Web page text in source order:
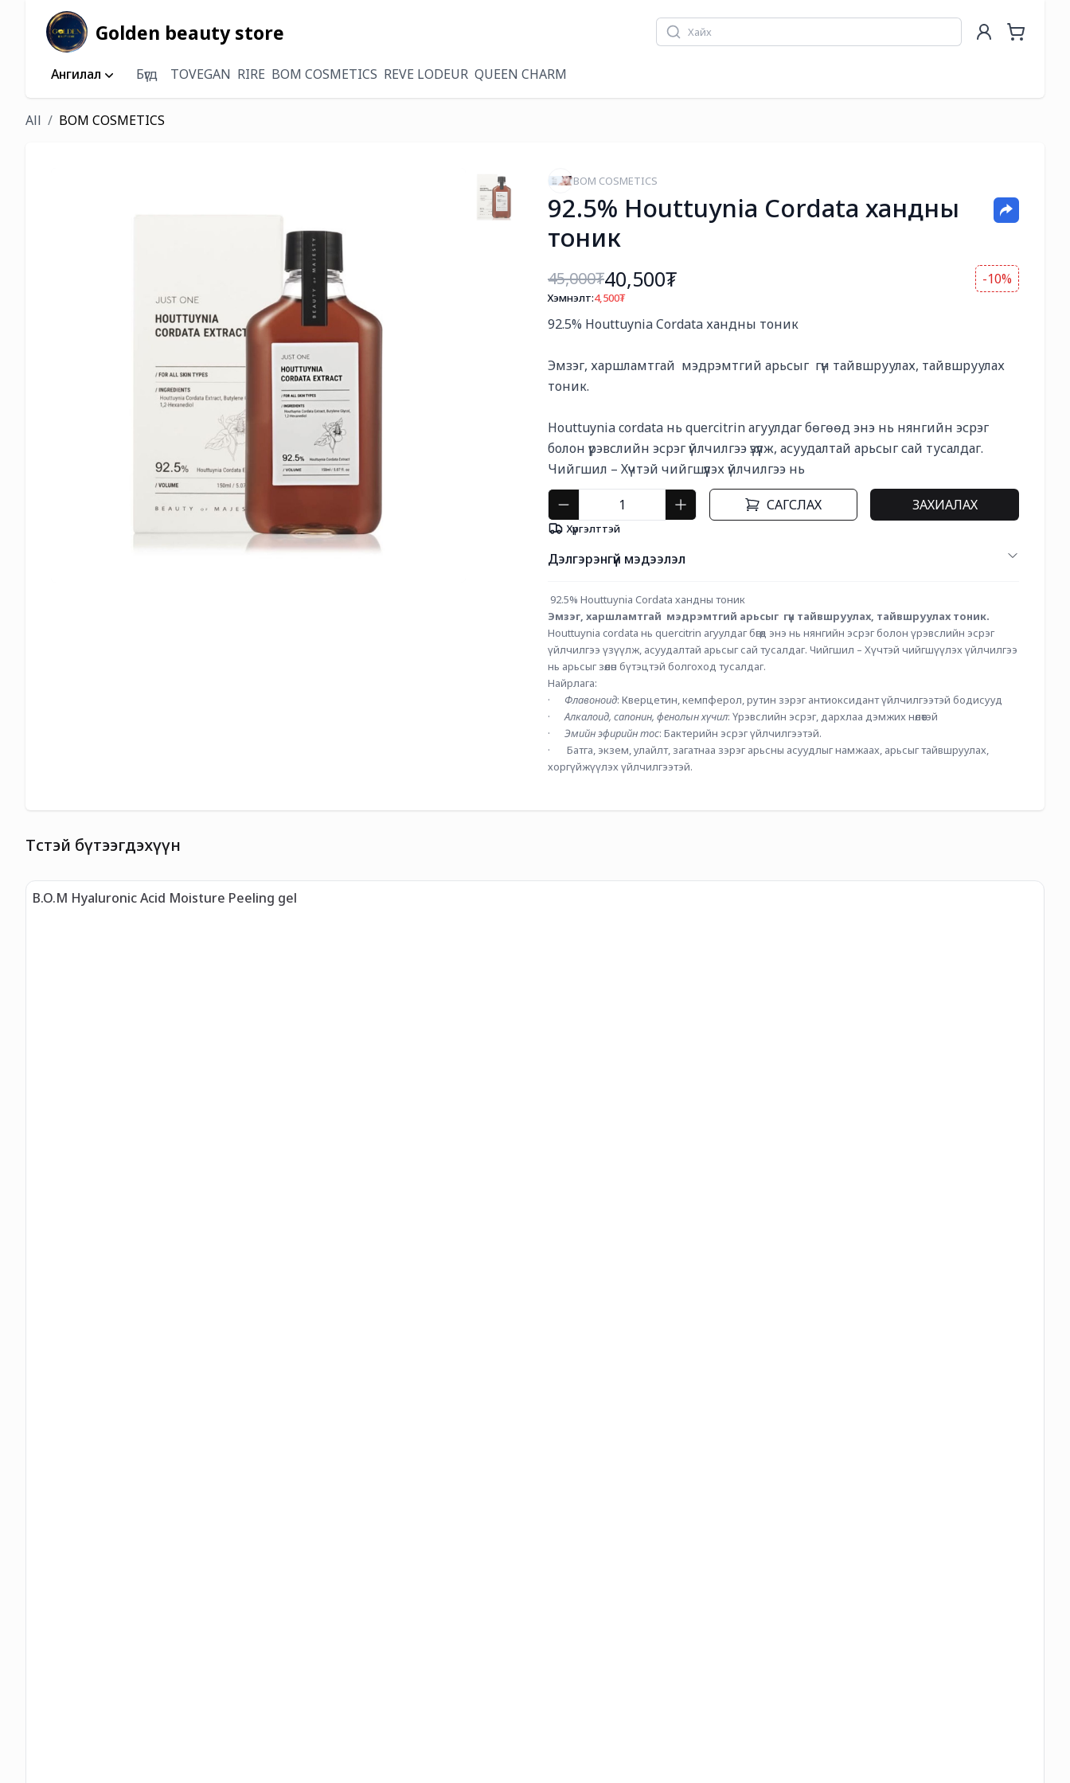
Golden beauty store
Ангилал Бүгд TOVEGAN RIRE BOM COSMETICS REVE LODEUR QUEEN CHARM
All BOM COSMETICS
BOM COSMETICS
92.5% Houttuynia Cordata хандны
тоник
45,000₮40,500₮ -10%
Хэмнэлт:4,500₮
92.5% Houttuynia Cordata хандны тоник
Эмзэг, харшламтгай  мэдрэмтгий арьсыг  гүн тайвшруулах, тайвшруулах
тоник.
Houttuynia cordata нь quercitrin агуулдаг бөгөөд энэ нь нянгийн эсрэг
болон үрэвслийн эсрэг үйлчилгээ үзүүлж, асуудалтай арьсыг сай тусалдаг.
Чийгшил – Хүчтэй чийгшүүлэх үйлчилгээ нь
САГСЛАХ ЗАХИАЛАХ
Хүргэлттэй
Дэлгэрэнгүй мэдээлэл
92.5% Houttuynia Cordata хандны тоник
Эмзэг, харшламтгай  мэдрэмтгий арьсыг  гүн тайвшруулах, тайвшруулах тоник.
Houttuynia cordata нь quercitrin агуулдаг бөгөөд энэ нь нянгийн эсрэг болон үрэвслийн эсрэг
үйлчилгээ үзүүлж, асуудалтай арьсыг сай тусалдаг. Чийгшил – Хүчтэй чийгшүүлэх үйлчилгээ
нь арьсыг зөөлөн бүтэцтэй болгоход тусалдаг.
Найрлага:
· Флавоноид: Кверцетин, кемпферол, рутин зэрэг антиоксидант үйлчилгээтэй бодисууд
· Алкалоид, сапонин, фенолын хүчил: Үрэвслийн эсрэг, дархлаа дэмжих нөлөөтэй
· Эмийн эфирийн тос: Бактерийн эсрэг үйлчилгээтэй.
·       Батга, экзем, улайлт, загатнаа зэрэг арьсны асуудлыг намжаах, арьсыг тайвшруулах,
хоргүйжүүлэх үйлчилгээтэй.
Төстэй бүтээгдэхүүн
B.O.M Hyaluronic Acid Moisture Peeling gel